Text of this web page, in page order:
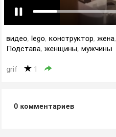
видео, lego, конструктор, жена,
Подстава, женщины, мужчины
grif 1
0 комментариев